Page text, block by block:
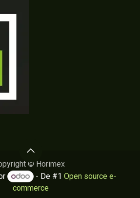
© Horimex
- De #1Open source e-
commerce